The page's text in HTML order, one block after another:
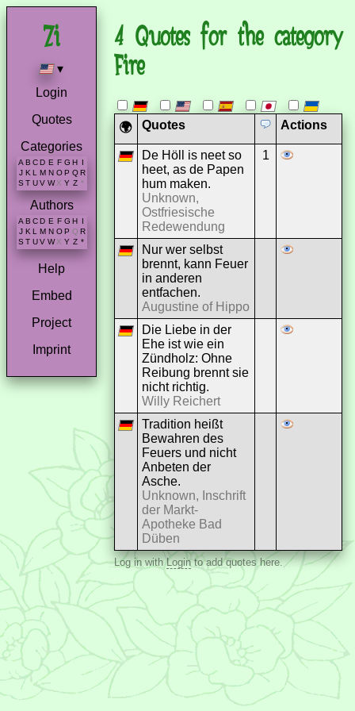
▾
Login
Quotes
Categories
A B C D E F G H I
J K L M N O P Q R
S T U V W X Y Z *
Authors
A B C D E F G H
J K L M N O P Q R
S T U V W X Y Z *
Help
Embed
Project
Imprint
4 Quotes for the category
Fire
🌍 Quotes Actions
De Höll is neet so
heet, as de Papen
hum maken.
Unknown,
Ostfriesische
Redewendung
1
Nur wer selbst
brennt, kann Feuer
in anderen
entfachen.
Augustine of Hippo
Die Liebe in der
Ehe ist wie ein
Zündholz: Ohne
Reibung brennt sie
nicht richtig.
Willy Reichert
Tradition heißt
Bewahren des
Feuers und nicht
Anbeten der
Asche.
Unknown, Inschrift
der Markt-
Apotheke Bad
Düben
Log in withLoginto add quotes here.